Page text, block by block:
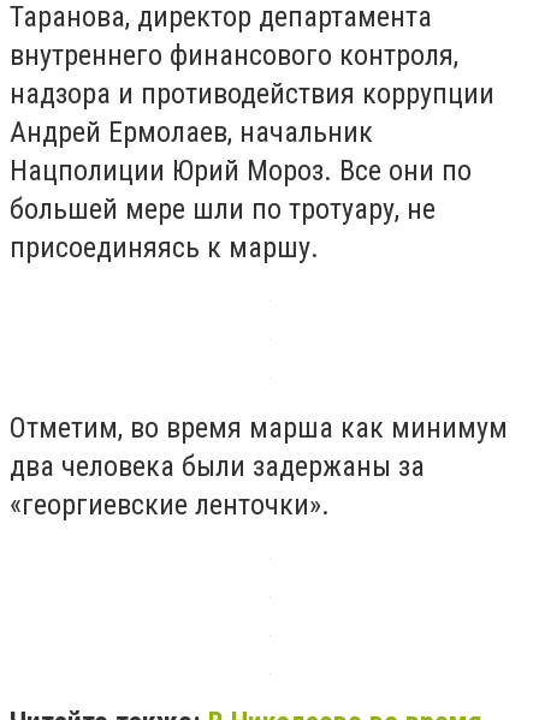
Таранова, директор департамента
внутреннего финансового контроля,
надзора и противодействия коррупции
Андрей Ермолаев, начальник
Нацполиции Юрий Мороз. Все они по
большей мере шли по тротуару, не
присоединяясь к маршу.
Отметим, во время марша как минимум
два человека были задержаны за
«георгиевские ленточки».